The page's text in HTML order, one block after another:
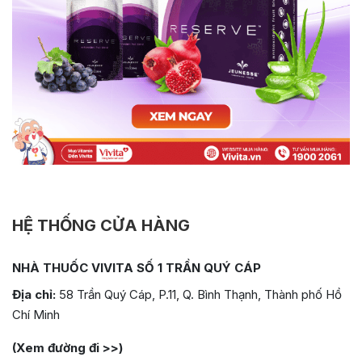
HỆ THỐNG CỬA HÀNG
NHÀ THUỐC VIVITA SỐ 1 TRẦN QUÝ CÁP
Địa chỉ: 58 Trần Quý Cáp, P.11, Q. Bình Thạnh, Thành phố Hồ
Chí Minh
(Xem đường đi >>)